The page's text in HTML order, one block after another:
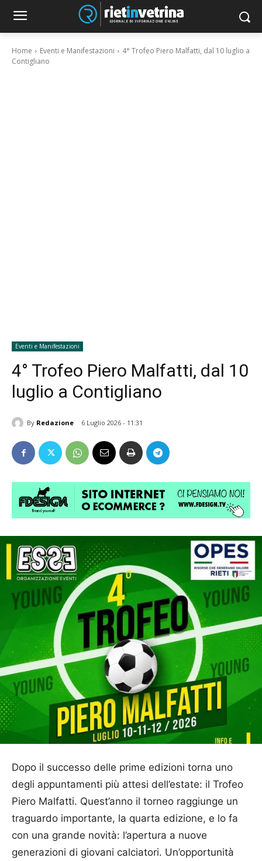
Home Eventi e Manifestazioni
4° Trofeo Piero Malfatti, dal 10 luglio a
Contigliano
Eventi e Manifestazioni
4° Trofeo Piero Malfatti, dal 10
luglio a Contigliano
By Redazione 6 Luglio 2026 - 11:31
Dopo il successo delle prime edizioni torna uno
degli appuntamenti più attesi dell’estate: il Trofeo
Piero Malfatti. Quest’anno il torneo raggiunge un
traguardo importante, la quarta edizione, e lo fa
con una grande novità: l’apertura a nuove
generazioni di giovani calciatori. Un’opportunità